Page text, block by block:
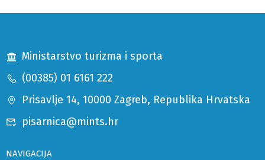
Ministarstvo turizma i sporta
(00385) 01 6161 222
Prisavlje 14, 10000 Zagreb, Republika Hrvatska
pisarnica@mints.hr
NAVIGACIJA